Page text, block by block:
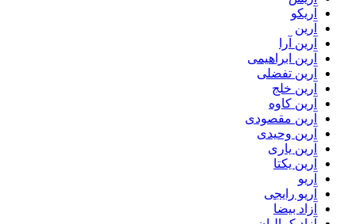
آریکو
آرین
آرین آرا
آرین ابراهیمی
آرین تفضلی
آرین خلج
آرین کاوه
آرین مقصودی
آرین وحیدی
آرین یاری
آرین یکتا
آریو
آریو رایجی
آزاد بیضا